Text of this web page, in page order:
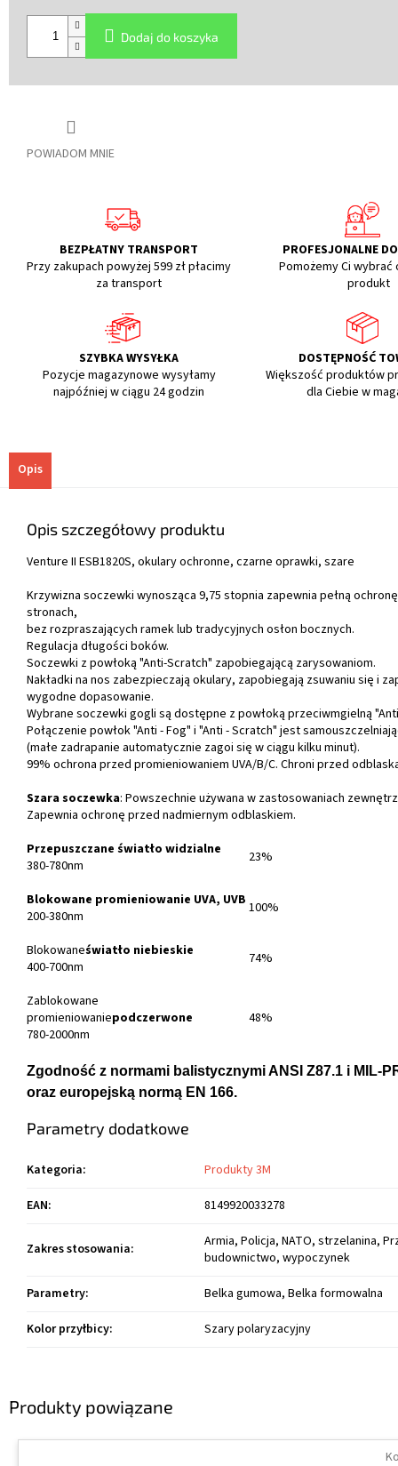
POWIADOM MNIE
jednostkowa:
Dodaj do koszyka
BEZPŁATNY TRANSPORT
Przy zakupach powyżej 599 zł płacimy
za transport
PROFESJONALNE
Pomożemy Ci
produkt
SZYBKA WYSYŁKA
Pozycje magazynowe wysyłamy
najpóźniej w ciągu 24 godzin
DOSTĘPNOŚĆ
Większość produktów
dla Ciebie w
Produkty powiązane
Opis
Opis szczegółowy produktu
Venture II ESB1820S, okulary ochronne, czarne oprawki, szare
Krzywizna soczewki wynosząca 9,75 stopnia zapewnia pełną
stronach,
bez rozpraszających ramek lub tradycyjnych osłon bocznych.
Regulacja długości boków.
Soczewki z powłoką "Anti-Scratch" zapobiegającą zarysowaniom.
Nakładki na nos zabezpieczają okulary, zapobiegają zsuwaniu się i
wygodne dopasowanie.
Wybrane soczewki gogli są dostępne z powłoką przeciwmgielną
Połączenie powłok "Anti - Fog" i "Anti - Scratch" jest
(małe zadrapanie automatycznie zagoi się w ciągu kilku minut).
99% ochrona przed promieniowaniem UVA/B/C. Chroni przed
Szara soczewka: Powszechnie używana w zastosowaniach
Zapewnia ochronę przed nadmiernym odblaskiem.
Przepuszczane światło widzialne
380-780nm
23%
Blokowane promieniowanie UVA, UVB
200-380nm
100%
Blokowaneświatło niebieskie
400-700nm
74%
Zablokowane
promieniowaniepodczerwone
780-2000nm
48%
Zgodność z normami balistycznymi ANSI Z87.1 i MIL-
oraz europejską normą EN 166.
Parametry dodatkowe
Kategoria:
Produkty 3M
EAN: 8149920033278
Zakres stosowania:
Armia, Policja, NATO, strzelanina,
budownictwo, wypoczynek
Parametry:
Belka gumowa, Belka formowalna
Kolor przyłbicy: Szary polaryzacyjny